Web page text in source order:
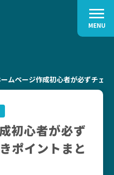
MENU
ムページ作成初心者が必ずチェ
初心者が必ず
ポイントまと